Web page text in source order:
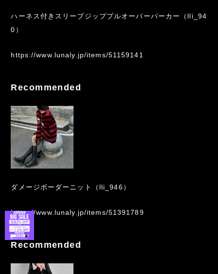
ハーネス付きスリーブジッププルオーバーパーカー（lli_94
0）
https://www.lunaly.jp/items/51159141
Recommended
ダメージボーダーニット（lli_946）
https://www.lunaly.jp/items/51391789
Recommended